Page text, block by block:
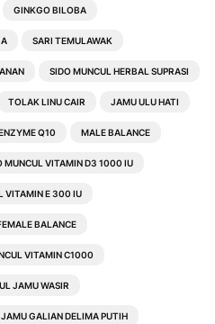
GINKGO BILOBA
SARI TEMULAWAK
SIDO MUNCUL HERBAL SUPRASI
TOLAK LINU CAIR JAMU ULU HATI
Q10 MALE BALANCE
MUNCUL VITAMIN D3 1000 IU
VITAMIN E 300 IU
BALANCE
VITAMIN C1000
JAMU WASIR
JAMU GALIAN DELIMA PUTIH